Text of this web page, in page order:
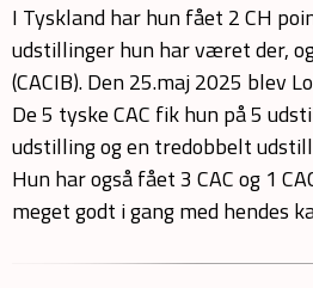
I Tyskland har hun fået 2 CH
udstillinger hun har været der,
(CACIB). Den 25.maj 2025 blev
De 5 tyske CAC fik hun på 5
udstilling og en tredobbelt
Hun har også fået 3 CAC og 1
meget godt i gang med hendes